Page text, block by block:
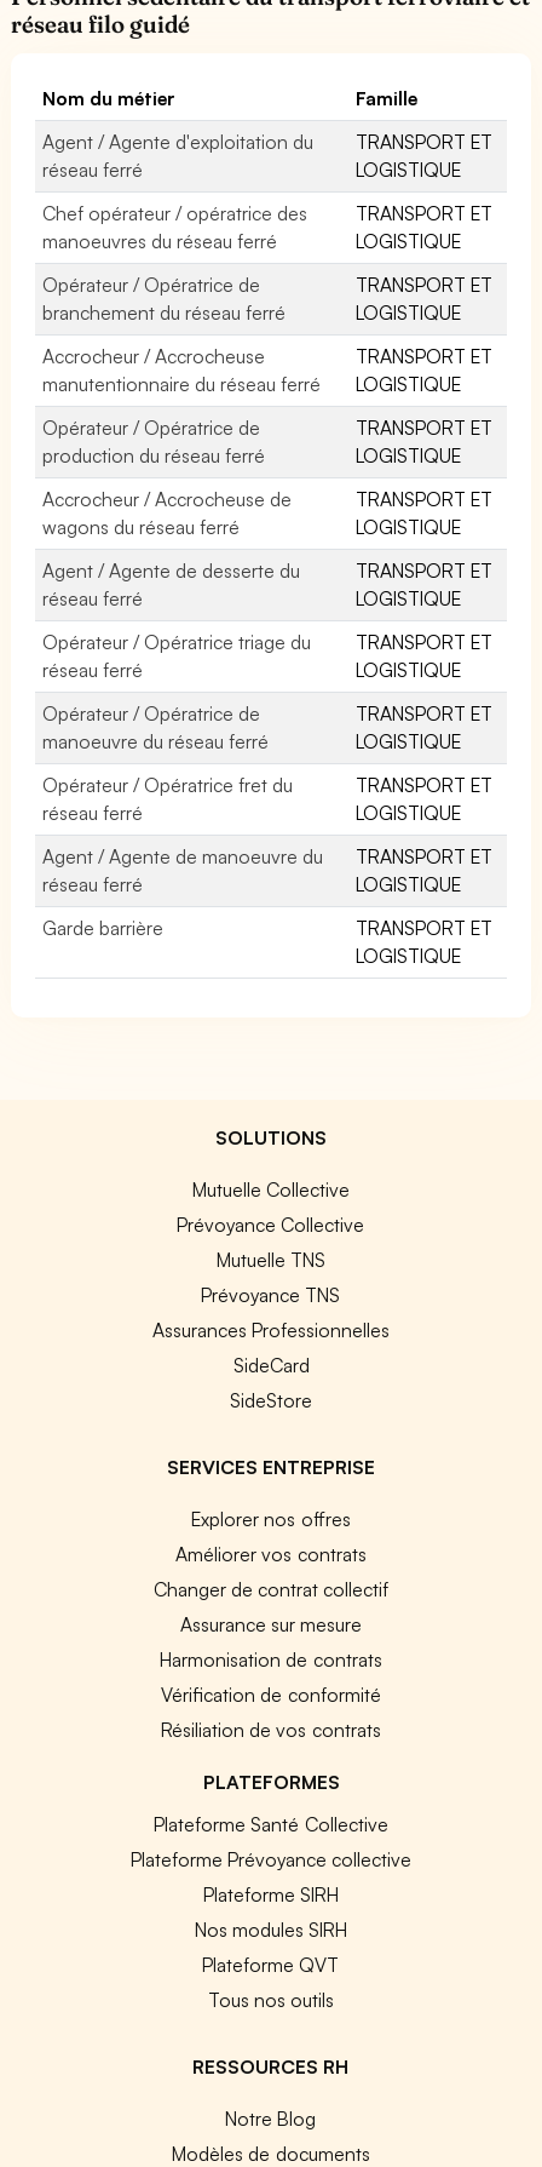
réseau filo guidé
Nom du métier
Famille
Agent / Agente d'exploitation du
réseau ferré
TRANSPORT ET
LOGISTIQUE
Chef opérateur / opératrice des
manoeuvres du réseau ferré
TRANSPORT ET
LOGISTIQUE
Opérateur / Opératrice de
branchement du réseau ferré
TRANSPORT ET
LOGISTIQUE
Accrocheur / Accrocheuse
manutentionnaire du réseau ferré
TRANSPORT ET
LOGISTIQUE
Opérateur / Opératrice de
production du réseau ferré
TRANSPORT ET
LOGISTIQUE
Accrocheur / Accrocheuse de
wagons du réseau ferré
TRANSPORT ET
LOGISTIQUE
Agent / Agente de desserte du
réseau ferré
TRANSPORT ET
LOGISTIQUE
Opérateur / Opératrice triage du
réseau ferré
TRANSPORT ET
LOGISTIQUE
Opérateur / Opératrice de
manoeuvre du réseau ferré
TRANSPORT ET
LOGISTIQUE
Opérateur / Opératrice fret du
réseau ferré
TRANSPORT ET
LOGISTIQUE
Agent / Agente de manoeuvre du
réseau ferré
TRANSPORT ET
LOGISTIQUE
Garde barrière
TRANSPORT ET
LOGISTIQUE
SOLUTIONS
Mutuelle Collective
Prévoyance Collective
Mutuelle TNS
Prévoyance TNS
Assurances Professionnelles
SideCard
SideStore
SERVICES ENTREPRISE
Explorer nos offres
Améliorer vos contrats
Changer de contrat collectif
Assurance sur mesure
Harmonisation de contrats
Vérification de conformité
Résiliation de vos contrats
PLATEFORMES
Plateforme Santé Collective
Plateforme Prévoyance collective
Plateforme SIRH
Nos modules SIRH
Plateforme QVT
Tous nos outils
RESSOURCES RH
Notre Blog
Modèles de documents